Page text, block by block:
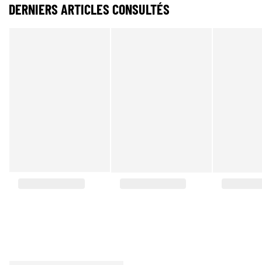
DERNIERS ARTICLES CONSULTÉS